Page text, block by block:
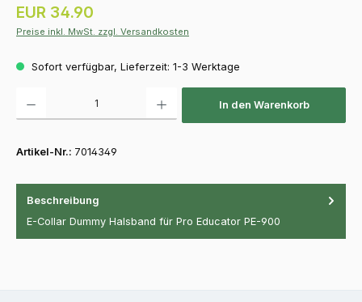
Regulärer Preis:
EUR 34.90
Preise inkl. MwSt. zzgl. Versandkosten
Sofort verfügbar, Lieferzeit: 1-3 Werktage
In den Warenkorb
Artikel-Nr.: 7014349
Beschreibung
E-Collar Dummy Halsband für Pro Educator PE-900